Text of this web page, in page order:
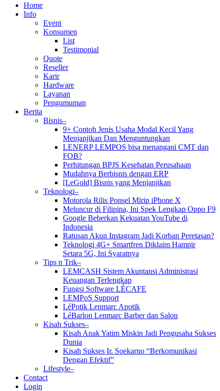
Home
Info
Event
Konsumen
List
Testimonial
Quote
Reseller
Karir
Hardware
Layanan
Pengumuman
Berita
Bisnis–
9+ Contoh Jenis Usaha Modal Kecil Yang
Menjanjikan Dan Menguntungkan
LENERP LEMPOS bisa menangani CMT dan
FOB?
Perhitungan BPJS Kesehatan Perusahaan
Mudahnya Berbisnis dengan ERP
[LeGold] Bisnis yang Menjanjikan
Teknologi–
Motorola Rilis Ponsel Mirip iPhone X
Meluncur di Filipina, Ini Spek Lengkap Oppo F9
Google Beberkan Kekuatan YouTube di
Indonesia
Ratusan Akun Instagram Jadi Korban Peretasan?
Teknologi 4G+ Smartfren Diklaim Hampir
Setara 5G, Ini Syaratnya
Tips n Trik–
LEMCASH Sistem Akuntansi Administrasi
Keuangan Terlengkap
Fungsi Software LÉCAFE
LEMPoS Support
LéPotik Lenmarc Apotik
LéBarlon Lenmarc Barber dan Salon
Kisah Sukses–
Kisah Anak Yatim Miskin Jadi Pengusaha Sukses
Dunia
Kisah Sukses Ir. Soekarno “Berkomunikasi
Dengan Efektif”
Lifestyle–
Contact
Login